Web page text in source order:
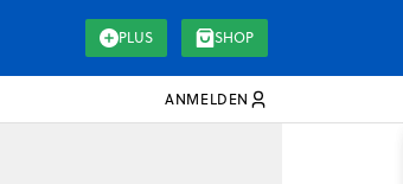
PLUS SHOP
ANMELDEN